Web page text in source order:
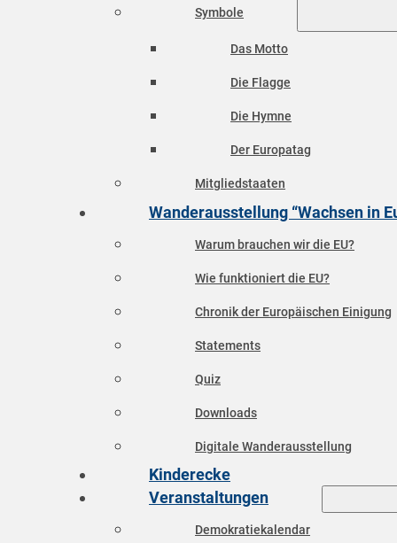
Symbole
Das Motto
Die Flagge
Die Hymne
Der Europatag
Mitgliedstaaten
Wanderausstellung “Wachsen in
Warum brauchen wir die EU?
Wie funktioniert die EU?
Chronik der Europäischen Einigung
Statements
Quiz
Downloads
Digitale Wanderausstellung
Kinderecke
Veranstaltungen
Demokratiekalendar